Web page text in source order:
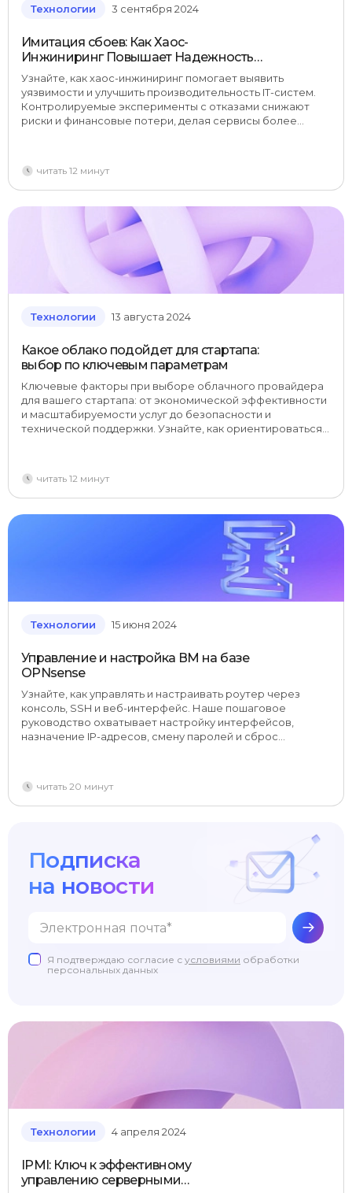
Технологии 3 сентября 2024
Имитация сбоев: Как Хаос-
Инжиниринг Повышает Надежность
IT-Систем
Узнайте, как хаос-инжиниринг помогает выявить
уязвимости и улучшить производительность IT-систем.
Контролируемые эксперименты с отказами снижают
риски и финансовые потери, делая сервисы более
читать 12 минут
Технологии 13 августа 2024
Какое облако подойдет для стартапа:
выбор по ключевым параметрам
Ключевые факторы при выборе облачного провайдера
для вашего стартапа: от экономической эффективности
и масштабируемости услуг до безопасности и
технической поддержки. Узнайте, как ориентироваться в
читать 12 минут
Технологии 15 июня 2024
Управление и настройка ВМ на базе
OPNsense
Узнайте, как управлять и настраивать роутер через
консоль, SSH и веб-интерфейс. Наше пошаговое
руководство охватывает настройку интерфейсов,
назначение IP-адресов, смену паролей и сброс
читать 20 минут
Технологии 4 апреля 2024
IPMI: Ключ к эффективному
управлению серверными
Подписка
на новости
Я подтверждаю согласие с условиями обработки
персональных данных